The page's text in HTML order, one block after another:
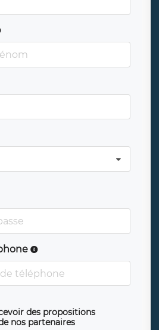
des propositions
nos partenaires